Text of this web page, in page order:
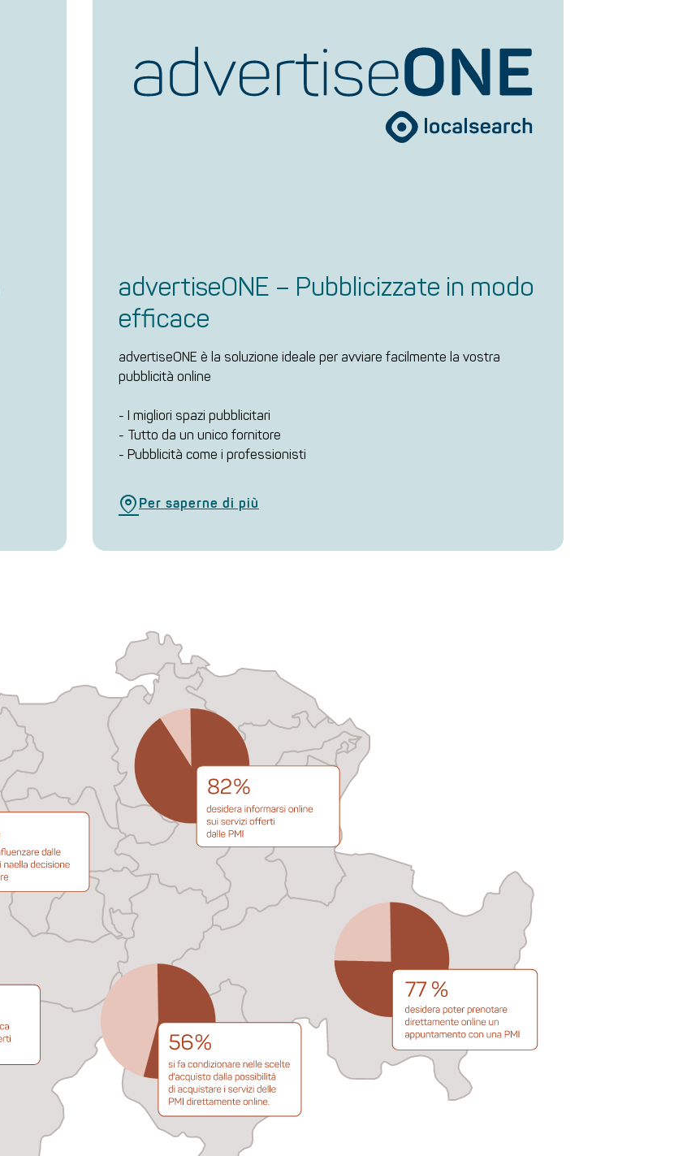
advertiseONE – Pubblicizzate in modo
efficace
advertiseONE è la soluzione ideale per avviare facilmente la vostra
pubblicità online
- I migliori spazi pubblicitari
- Tutto da un unico fornitore
- Pubblicità come i professionisti
Per saperne di più